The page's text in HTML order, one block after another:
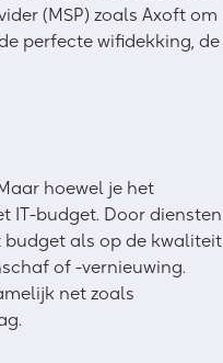
(MSP) zoals Axoft om
perfecte wifidekking, de
hoewel je het
IT-budget. Door diensten
budget als op de kwaliteit
of -vernieuwing.
net zoals